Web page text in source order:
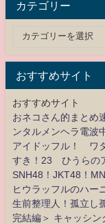
カテゴリー
おすすめサイト
おすすめサイト
おネコさん的まとめ
ンタルメンヘラ電波
アイドッフル！ ワ
すき！23 ひうらの
SNH48！JKT48！
ヒウラッフルのハー
生前整理人！孤立し
完結編＞ キャッシ